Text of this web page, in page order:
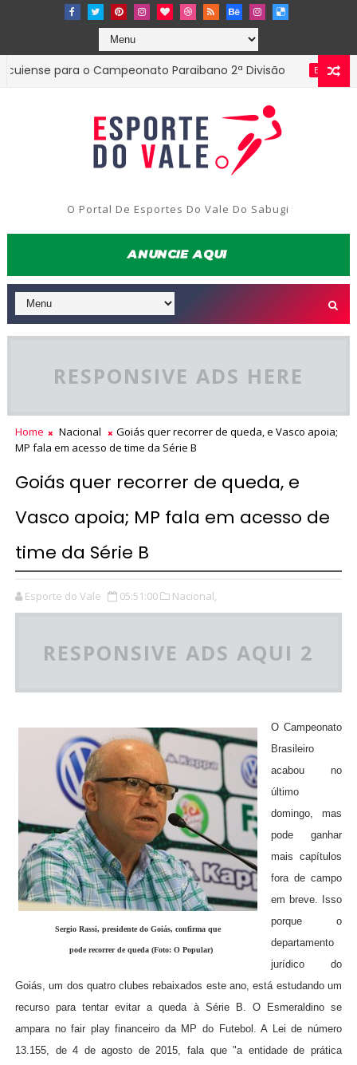
para o Campeonato Paraibano 2ª Divisão ESTADUAL
O Portal De Esportes Do Vale Do Sabugi
RESPONSIVE ADS HERE
Home Nacional
Goiás quer recorrer de queda, e Vasco apoia;
MP fala em acesso de time da Série B
Goiás quer recorrer de queda, e
Vasco apoia; MP fala em acesso de
time da Série B
Esporte do Vale 05:51:00 Nacional,
RESPONSIVE ADS AQUI 2
Sergio Rassi, presidente do Goiás, confirma que
pode recorrer de queda (Foto: O Popular)
O Campeonato
Brasileiro
acabou no
último
domingo, mas
pode ganhar
mais capítulos
fora de campo
em breve. Isso
porque o
departamento
jurídico do
Goiás, um dos quatro clubes rebaixados este ano, está estudando um
recurso para tentar evitar a queda à Série B. O Esmeraldino se
ampara no fair play financeiro da MP do Futebol. A Lei de número
13.155, de 4 de agosto de 2015, fala que "a entidade de prática